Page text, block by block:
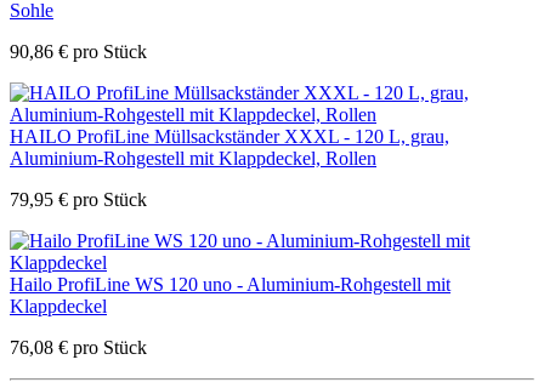
Sohle
90,86 € pro Stück
HAILO ProfiLine Müllsackständer XXXL - 120 L, grau,
Aluminium-Rohgestell mit Klappdeckel, Rollen
79,95 € pro Stück
Hailo ProfiLine WS 120 uno - Aluminium-Rohgestell mit
Klappdeckel
76,08 € pro Stück